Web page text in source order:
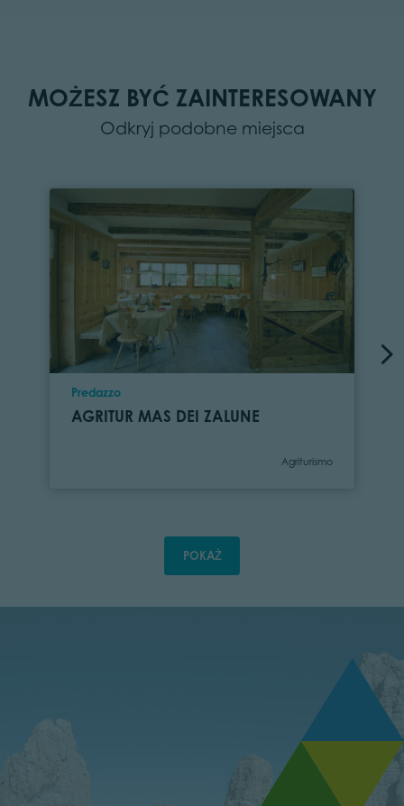
MOŻESZ BYĆ ZAINTERESOWANY
Odkryj podobne miejsca
Location
Predazzo
AGRITUR MAS DEI ZALUNE
Category
Agriturismo
POKAŻ